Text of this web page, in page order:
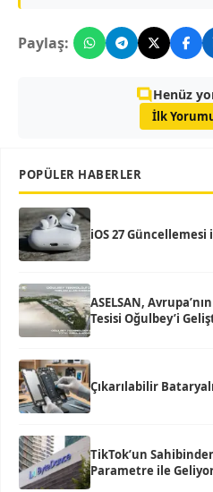
Paylaş:
Henüz
İlk
POPÜLER HABERLER
iOS 27 Güncellemesi
ASELSAN,
Tesisi Oğulbey’i
Çıkarılabilir
TikTok’un
Parametre ile